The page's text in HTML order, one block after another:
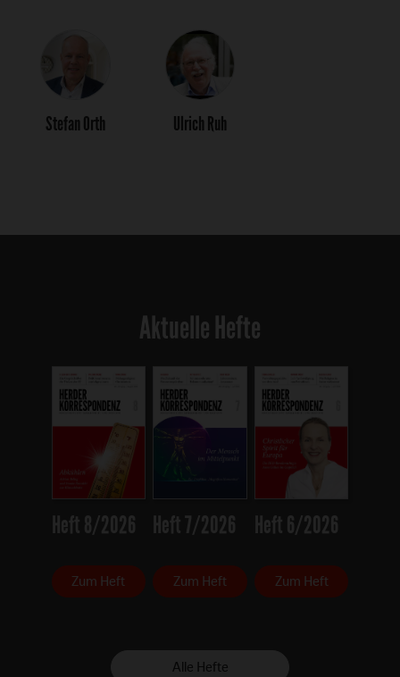
Stefan Orth Ulrich Ruh
Aktuelle Hefte
Heft 8/2026
Zum Heft
Heft 7/2026
Zum Heft
Heft 6/2026
Zum Heft
Alle Hefte